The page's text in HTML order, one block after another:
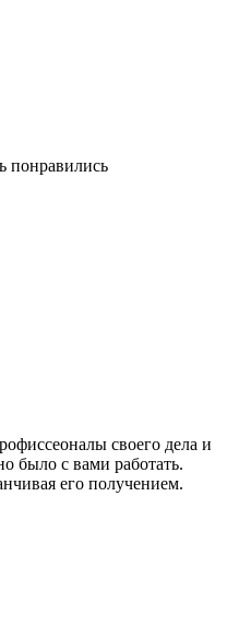
понравились
своего дела и
было с вами работать.
его получением.